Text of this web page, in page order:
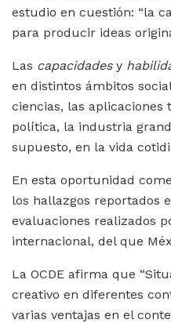
estudio en cuestión: “la
para producir ideas
Las capacidades y
en distintos ámbitos
ciencias, las aplicaciones
política, la industria
supuesto, en la vida
En esta oportunidad
los hallazgos reportados
evaluaciones realizados
internacional, del que
La OCDE afirma que
creativo en diferentes
varias ventajas en el